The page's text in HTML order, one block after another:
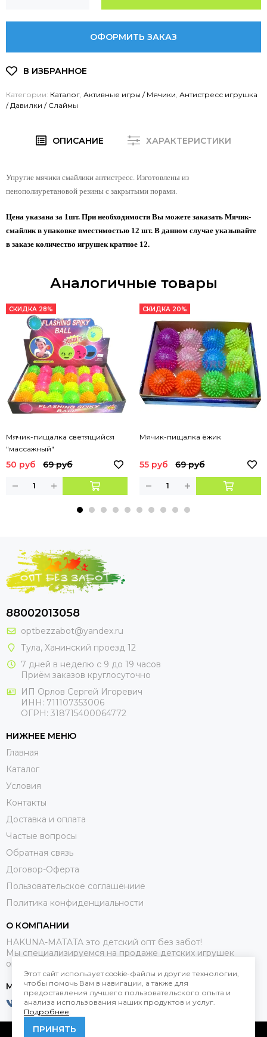
ОФОРМИТЬ ЗАКАЗ
Категории: Каталог Активные игры / Мячики Антистресс игрушка
/ Давилки / Слаймы
ОПИСАНИЕ ХАРАКТЕРИСТИКИ
Упругие мячики смайлики антистресс. Изготовлены из
пенополиуретановой резины с закрытыми порами.
Цена указана за 1шт. При необходимости Вы можете заказать Мячик-
смайлик в упаковке вместимостью 12 шт. В данном случае указывайте
в заказе количество игрушек кратное 12.
Аналогичные товары
СКИДКА 28%
Мячик-пищалка светящийся
"массажный"
50 руб 69 руб
СКИДКА 20%
Мячик-пищалка ёжик
55 руб 69 руб
88002013058
optbezzabot@yandex.ru
Тула, Ханинский проезд 12
7 дней в неделю с 9 до 19 часов
Приём заказов круглосуточно
ИП Орлов Сергей Игоревич
ИНН: 711107353006
ОГРН: 318715400064772
НИЖНЕЕ МЕНЮ
Главная
Каталог
Условия
Контакты
Доставка и оплата
Частые вопросы
Обратная связь
Договор-Оферта
Пользовательское соглашениие
Политика конфиденциальности
О КОМПАНИИ
HAKUNA-MATATA это детский опт без забот!
Мы специализируемся на продаже детских игрушек
оптом.
МЕССЕНДЖЕРЫ
Этот сайт использует cookie-файлы и другие технологии,
чтобы помочь Вам в навигации, а также для
предоставления лучшего пользовательского опыта и
анализа использования наших продуктов и услуг.
Подробнее.
ПРИНЯТЬ